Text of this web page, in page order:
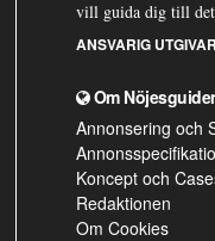
vill guida dig till det
ANSVARIG
Om
Annonsering och
Koncept och
Redaktionen
Om Cookies